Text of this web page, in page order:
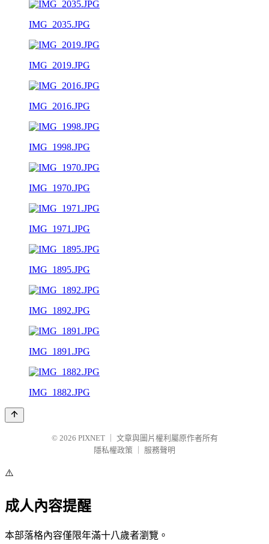
IMG_2035.JPG
IMG_2019.JPG
IMG_2016.JPG
IMG_1998.JPG
IMG_1970.JPG
IMG_1971.JPG
IMG_1895.JPG
IMG_1892.JPG
IMG_1891.JPG
IMG_1882.JPG
© 2026 PIXNET
文章與圖片權利屬原作者所有
隱私權政策
服務聲明
⚠️
成人內容提醒
本部落格內容僅限年滿十八歲者瀏覽。